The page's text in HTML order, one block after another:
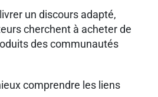
un discours adapté,
cherchent à acheter de
des communautés
comprendre les liens